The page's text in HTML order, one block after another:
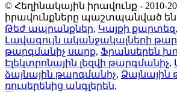
© Հեղինակային իրավունք - 2010-
իրավունքները պաշտպանված
Թեժ ապրանքներ, Կայքի քարտեզ,
Լավագույն ականջակալների
թարգմանիչ սարք, Ֆրանսերեն
Էլեկտրոնային լեզվի թարգմանիչ,
ձայնային թարգմանիչ, Ձայնային
ռուսերենից անգլերեն,